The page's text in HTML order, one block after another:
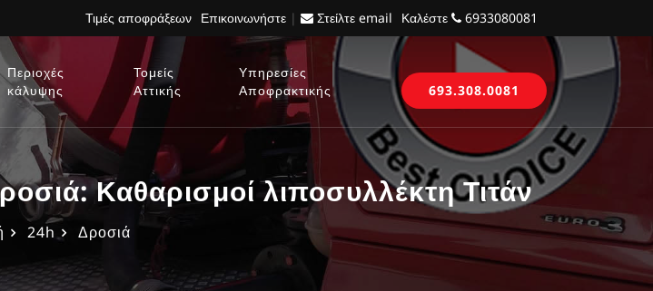
Τιμές αποφράξεων Επικοινωνήστε | Στείλτε email Καλέστε 6933080081
Περιοχές
κάλυψης
Τομείς
Αττικής
Υπηρεσίες
Αποφρακτικής
693.308.0081
Καθαρισμοί λιποσυλλέκτη Τιτάν
24h Δροσιά